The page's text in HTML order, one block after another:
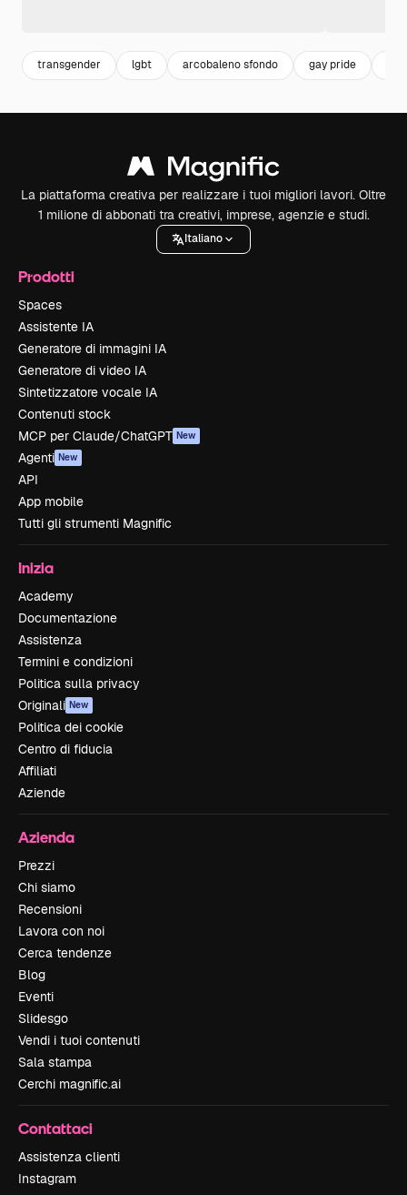
transgender lgbt arcobaleno sfondo gay pride
La piattaforma creativa per realizzare i tuoi migliori lavori. Oltre
1 milione di abbonati tra creativi, imprese, agenzie e studi.
Italiano
Prodotti
Spaces
Assistente IA
Generatore di immagini IA
Generatore di video IA
Sintetizzatore vocale IA
Contenuti stock
MCP per Claude/ChatGPT New
Agenti New
API
App mobile
Tutti gli strumenti Magnific
Inizia
Academy
Documentazione
Assistenza
Termini e condizioni
Politica sulla privacy
Originali New
Politica dei cookie
Centro di fiducia
Affiliati
Aziende
Azienda
Prezzi
Chi siamo
Recensioni
Lavora con noi
Cerca tendenze
Blog
Eventi
Slidesgo
Vendi i tuoi contenuti
Sala stampa
Cerchi magnific.ai
Contattaci
Assistenza clienti
Instagram